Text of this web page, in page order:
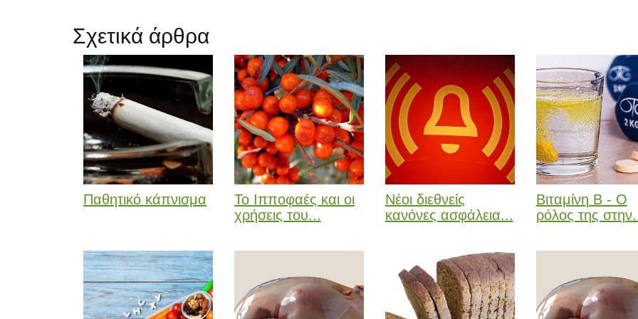
Σχετικά άρθρα
Παθητικό κάπνισμα
Το Ιπποφαές και οι
χρήσεις του...
Νέοι διεθνείς
κανόνες ασφάλεια...
Βιταμίνη Β - Ο
ρόλος της